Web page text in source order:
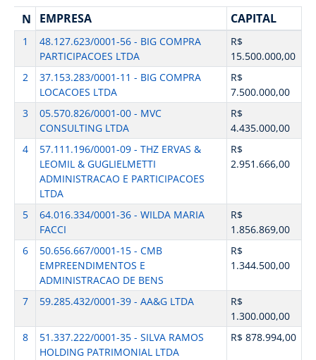
N EMPRESA CAPITAL
1
48.127.623/0001-56 - BIG COMPRA
PARTICIPACOES LTDA
R$
15.500.000,00
2
37.153.283/0001-11 - BIG COMPRA
LOCACOES LTDA
R$
7.500.000,00
3
05.570.826/0001-00 - MVC
CONSULTING LTDA
R$
4.435.000,00
4
57.111.196/0001-09 - THZ ERVAS &
LEOMIL & GUGLIELMETTI
ADMINISTRACAO E PARTICIPACOES
LTDA
R$
2.951.666,00
5
64.016.334/0001-36 - WILDA MARIA
FACCI
R$
1.856.869,00
6
50.656.667/0001-15 - CMB
EMPREENDIMENTOS E
ADMINISTRACAO DE BENS
R$
1.344.500,00
7 59.285.432/0001-39 - AA&G LTDA
R$
1.300.000,00
8
51.337.222/0001-35 - SILVA RAMOS
HOLDING PATRIMONIAL LTDA
R$ 878.994,00